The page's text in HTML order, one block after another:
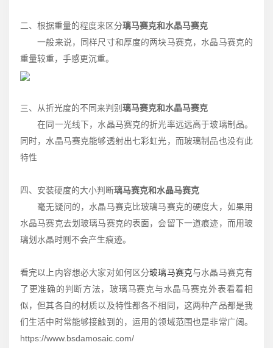
二、根据重量的程度来区分璃马赛克和水晶马赛克
一般来说，同样尺寸和厚度的两块马赛克，水晶马赛克的
重量较重，手感更沉重。
三、从折光度的不同来判别 璃马赛克和水晶马赛克
在同一光线下，水晶马赛克的折光率远远高于玻璃制品。
同时，水晶马赛克能够透射出七彩虹光，而玻璃制品也没有此
特性
四、安装硬度的大小判断璃马赛克和水晶马赛克
毫无疑问的，水晶马赛克比玻璃马赛克的硬度大，如果用
水晶马赛克去划玻璃马赛克的表面，会留下一道痕迹，而用玻
璃划水晶时则不会产生痕迹。
看完以上内容想必大家对如何区分玻璃马赛克与水晶马赛克有
了更准确的判断方法，玻璃马赛克与水晶马赛克外表看着相
似，但其各自的材质以及特性都各不相同，这两种产品都是我
们生活中时常能够接触到的，运用的领域范围也是非常广阔。
https://www.bsdamosaic.com/